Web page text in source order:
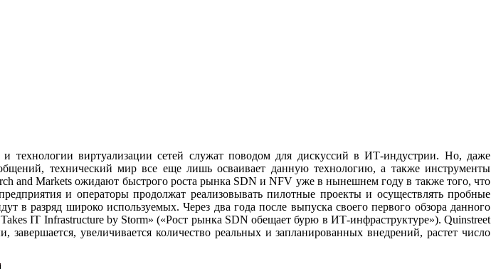
технологии виртуализации сетей служат поводом для дискуссий в ИТ-индустрии. Но, даже
технический мир все еще лишь осваивает данную технологию, а также инструменты
and Markets ожидают быстрого роста рынка SDN и NFV уже в нынешнем году в также того, что
и операторы продолжат реализовывать пилотные проекты и осуществлять пробные
в разряд широко используемых. Через два года после выпуска своего первого обзора данного
IT Infrastructure by Storm» («Рост рынка SDN обещает бурю в ИТ-инфраструктуре»). Quinstreet
увеличивается количество реальных и запланированных внедрений, растет число